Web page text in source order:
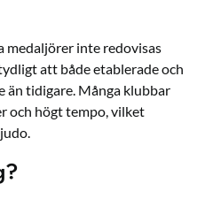
medaljörer inte redovisas
att både etablerade och
än tidigare. Många klubbar
och högt tempo, vilket